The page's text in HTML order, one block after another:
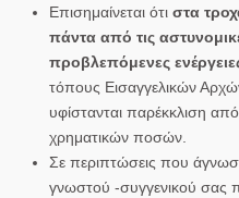
Επισημαίνεται ότι στα
πάντα από τις
προβλεπόμενες
τόπους Εισαγγελικών
υφίστανται παρέκκλιση
χρηματικών ποσών.
Σε περιπτώσεις που
γνωστού -συγγενικού σας